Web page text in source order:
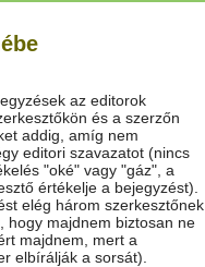
az editorok
és a szerzőn
addig, amíg nem
editori szavazatot (nincs
"oké" vagy "gáz", a
értékelje a bejegyzést).
elég három szerkesztőnek
hogy majdnem biztosan ne
majdnem, mert a
elbírálják a sorsát).